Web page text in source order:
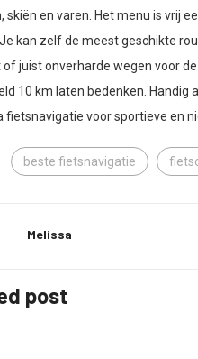
skiën en varen. Het menu is vrij
kan zelf de meest geschikte
juist onverharde wegen voor
10 km laten bedenken. Handig
fietsnavigatie voor sportieve en
beste fietsnavigatie
Melissa
post